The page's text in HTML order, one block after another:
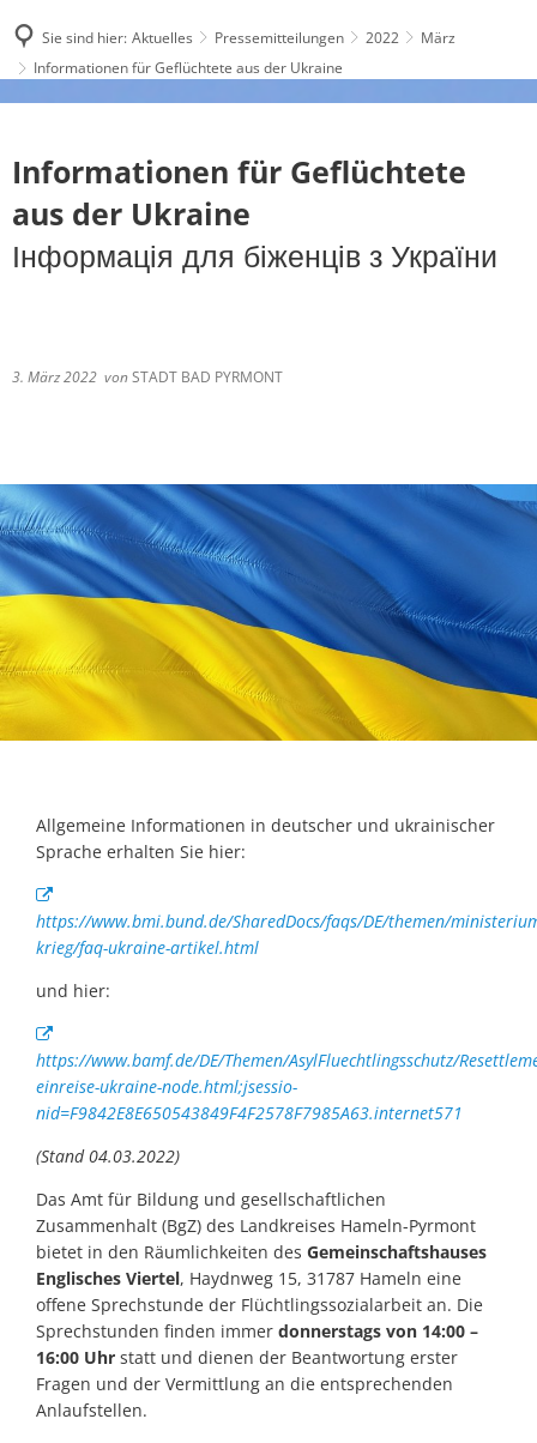
Sie sind hier: Aktuelles Pressemitteilungen 2022
März
Informationen für Geflüchtete aus der Ukraine
Informationen für Geflüchtete
aus der Ukraine
Інформація для біженців з України
3. März 2022 vonSTADT BAD PYRMONT
Allgemeine Informationen in deutscher und ukrainischer
Sprache erhalten Sie hier:
https://www.bmi.bund.de/SharedDocs/faqs/DE/themen/
krieg/faq-ukraine-artikel.html
und hier:
https://www.bamf.de/DE/Themen/AsylFluechtlingsschutz/
einreise-ukraine-node.html;jsessio-
nid=F9842E8E650543849F4F2578F7985A63.internet571
(Stand 04.03.2022)
Das Amt für Bildung und gesellschaftlichen
Zusammenhalt (BgZ) des Landkreises Hameln-Pyrmont
bietet in den Räumlichkeiten des Gemeinschaftshauses
Englisches Viertel, Haydnweg 15, 31787 Hameln eine
offene Sprechstunde der Flüchtlingssozialarbeit an. Die
Sprechstunden finden immer donnerstags von 14:00 –
16:00 Uhr statt und dienen der Beantwortung erster
Fragen und der Vermittlung an die entsprechenden
Anlaufstellen.